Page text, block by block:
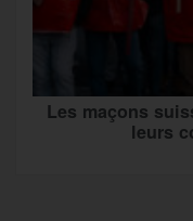
Les maçons
leurs